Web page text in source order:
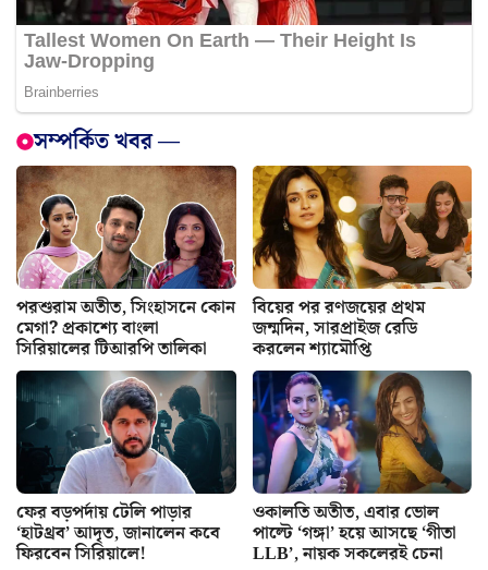
সম্পর্কিত খবর —
পরশুরাম অতীত, সিংহাসনে কোন
মেগা? প্রকাশ্যে বাংলা
সিরিয়ালের টিআরপি তালিকা
বিয়ের পর রণজয়ের প্রথম
জন্মদিন, সারপ্রাইজ রেডি
করলেন শ্যামৌপ্তি
ফের বড়পর্দায় টেলি পাড়ার
‘হাটথ্রব’ আদৃত, জানালেন কবে
ফিরবেন সিরিয়ালে!
ওকালতি অতীত, এবার ভোল
পাল্টে ‘গঙ্গা’ হয়ে আসছে ‘গীতা
LLB’, নায়ক সকলেরই চেনা